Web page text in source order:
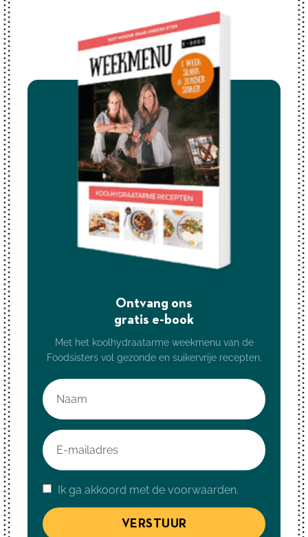
Ontvang ons
gratis e-book
Met het koolhydraatarme weekmenu van de
Foodsisters vol gezonde en suikervrije recepten.
Ik ga akkoord met de voorwaarden.
VERSTUUR